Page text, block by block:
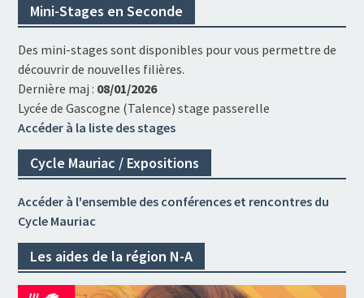
Mini-Stages en Seconde
Des mini-stages sont disponibles pour vous permettre de
découvrir de nouvelles filières.
Dernière maj : 08/01/2026
Lycée de Gascogne (Talence) stage passerelle
Accéder à la liste des stages
Cycle Mauriac / Expositions
Accéder à l'ensemble des conférences et rencontres du
Cycle Mauriac
Les aides de la région N-A